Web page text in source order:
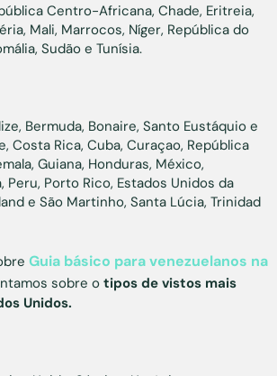
Centro-Africana, Chade, Eritreia,
Mali, Marrocos, Níger, República do
Sudão e Tunísia.
Bermuda, Bonaire, Santo Eustáquio e
Costa Rica, Cuba, Curaçao, República
Guiana, Honduras, México,
Peru, Porto Rico, Estados Unidos da
e São Martinho, Santa Lúcia, Trinidad
Guia básico para venezuelanos na
sobre o tipos de vistos mais
Unidos.